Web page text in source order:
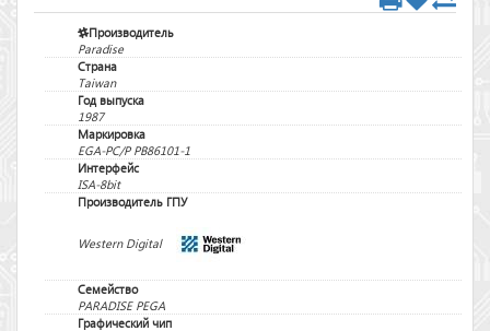
Производитель
Paradise
Страна
Taiwan
Год выпуска
1987
Маркировка
EGA-PC/P PB86101-1
Интерфейс
ISA-8bit
Производитель ГПУ
Western Digital
Семейство
PARADISE PEGA
Графический чип